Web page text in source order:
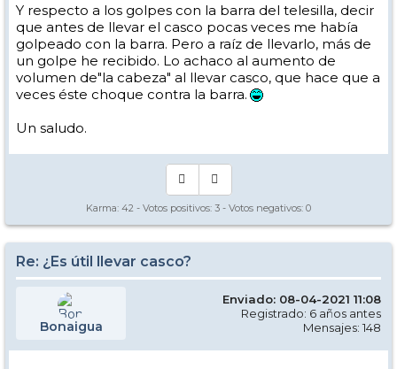
Y respecto a los golpes con la barra del telesilla, decir
que antes de llevar el casco pocas veces me había
golpeado con la barra. Pero a raíz de llevarlo, más de
un golpe he recibido. Lo achaco al aumento de
volumen de"la cabeza" al llevar casco, que hace que a
veces éste choque contra la barra.
Un saludo.
Karma: 42 - Votos positivos: 3 - Votos negativos: 0
Re: ¿Es útil llevar casco?
Bonaigua
Enviado: 08-04-2021 11:08
Registrado: 6 años antes
Mensajes: 148